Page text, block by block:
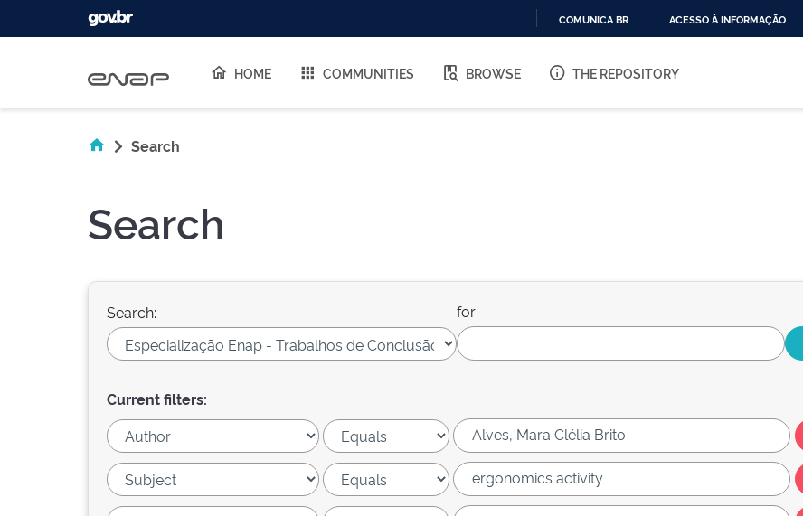
O
COMUNICA BR ACESSO À INFORMAÇÃO
HOME COMMUNITIES BROWSE THE REPOSITORY
Search
Search
Search: for
Current filters: